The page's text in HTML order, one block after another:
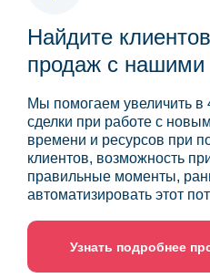
Найдите
продаж с
Мы помогаем увеличить в
сделки при работе с
времени и ресурсов при
клиентов, возможность
правильные моменты,
автоматизировать этот
Узнать подробнее